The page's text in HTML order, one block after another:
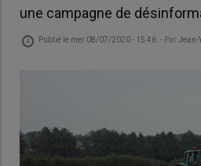
une campagne de
Publié le mer 08/07/2020 - 15:46 - Par Jean-